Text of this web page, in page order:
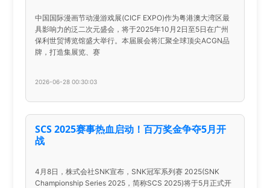
中国国际漫画节动漫游戏展(CICF EXPO)作为粤港澳大湾区最
具影响力的泛二次元盛会，将于2025年10月2日至5日在广州
保利世贸博览馆盛大举行。本届展会将汇聚全球顶尖ACGN品
牌，打造集展览、赛
2026-06-28 00:30:03
SCS 2025赛事热血启动！百万奖金争夺5月开
战
4月8日，株式会社SNK宣布，SNK冠军系列赛 2025(SNK
Championship Series 2025，简称SCS 2025)将于5月正式开